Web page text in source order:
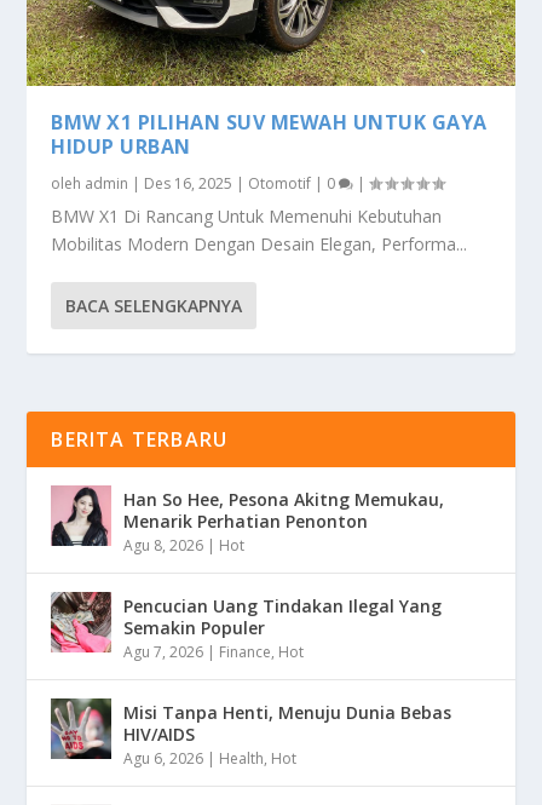
BMW X1 PILIHAN SUV MEWAH UNTUK GAYA
HIDUP URBAN
oleh admin | Des 16, 2025 | Otomotif | 0 |
BMW X1 Di Rancang Untuk Memenuhi Kebutuhan
Mobilitas Modern Dengan Desain Elegan, Performa...
BACA SELENGKAPNYA
BERITA TERBARU
Han So Hee, Pesona Akitng Memukau,
Menarik Perhatian Penonton
Agu 8, 2026 | Hot
Pencucian Uang Tindakan Ilegal Yang
Semakin Populer
Agu 7, 2026 | Finance, Hot
Misi Tanpa Henti, Menuju Dunia Bebas
HIV/AIDS
Agu 6, 2026 | Health, Hot